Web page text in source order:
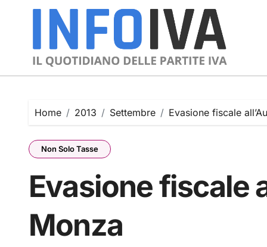
Home 2013 Settembre Evasione fiscale
Non Solo Tasse
Evasione fiscale
Monza